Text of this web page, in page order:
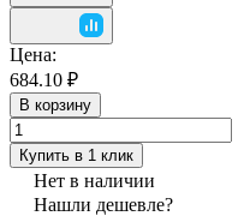
Цена:
684.10 ₽
В корзину
Купить в 1 клик
Нет в наличии
Нашли дешевле?